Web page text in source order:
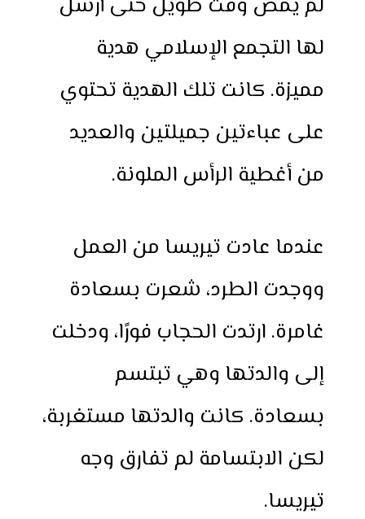
لم يمض وقت طويل حتى أرسل
لها التجمع الإسلامي هدية
مميزة. كانت تلك الهدية تحتوي
على عباءتين جميلتين والعديد
من أغطية الرأس الملونة.
عندما عادت تيريسا من العمل
ووجدت الطرد، شعرت بسعادة
غامرة. ارتدت الحجاب فورًا، ودخلت
إلى والدتها وهي تبتسم
بسعادة. كانت والدتها مستغربة،
لكن الابتسامة لم تفارق وجه
تيريسا.